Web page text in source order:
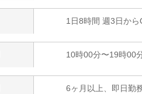
1日8時間 週3日から
10時00分〜19時00
6ヶ月以上、即日勤